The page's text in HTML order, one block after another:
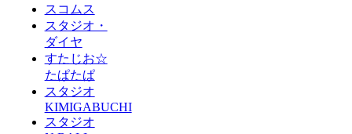
スコムス
スタジオ・
ダイヤ
すたじお☆
たぱたぱ
スタジオ
KIMIGABUCHI
スタジオ